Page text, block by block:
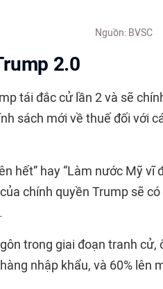
Nguồn: BVSC
2.0
tái đắc cử lần 2 và sẽ
sách mới về thuế đối với
hết” hay “Làm nước Mỹ
chính quyền Trump sẽ
trong giai đoạn tranh cử,
nhập khẩu, và 60% lên